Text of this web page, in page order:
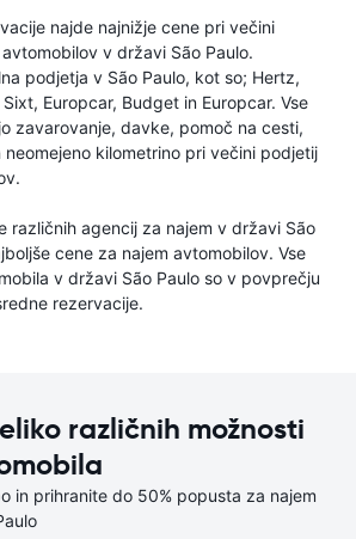
najde najnižje cene pri večini
v državi São Paulo.
podjetja v São Paulo, kot so; Hertz,
Europcar, Budget in Europcar. Vse
zavarovanje, davke, pomoč na cesti,
kilometrino pri večini podjetij
različnih agencij za najem v državi São
cene za najem avtomobilov. Vse
v državi São Paulo so v povprečju
rezervacije.
različnih možnosti
in prihranite do 50% popusta za najem